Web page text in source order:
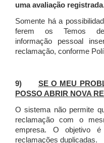
uma avaliação registrada.
Somente há a
ferem os Temos
informação pessoal
reclamação, conforme
9) SE O MEU
POSSO ABRIR NOVA
O sistema não permite
reclamação com o
empresa. O objetivo
reclamações duplicadas.